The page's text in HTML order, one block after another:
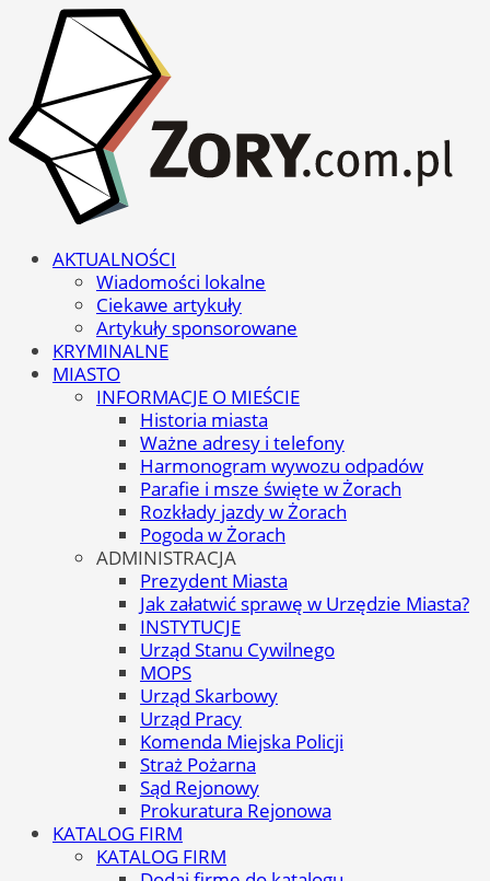
AKTUALNOŚCI
Wiadomości lokalne
Ciekawe artykuły
Artykuły sponsorowane
KRYMINALNE
MIASTO
INFORMACJE O MIEŚCIE
Historia miasta
Ważne adresy i telefony
Harmonogram wywozu odpadów
Parafie i msze święte w Żorach
Rozkłady jazdy w Żorach
Pogoda w Żorach
ADMINISTRACJA
Prezydent Miasta
Jak załatwić sprawę w Urzędzie Miasta?
INSTYTUCJE
Urząd Stanu Cywilnego
MOPS
Urząd Skarbowy
Urząd Pracy
Komenda Miejska Policji
Straż Pożarna
Sąd Rejonowy
Prokuratura Rejonowa
KATALOG FIRM
KATALOG FIRM